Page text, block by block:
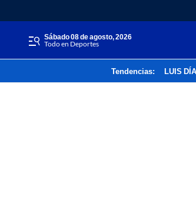
sábado 08 de agosto, 2026
Todo en Deportes
Tendencias: LUIS